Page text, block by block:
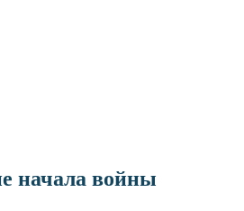
начала войны